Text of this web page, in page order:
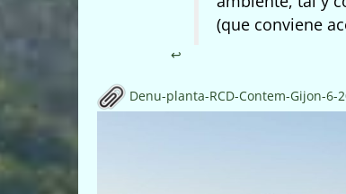
(que conviene
↩︎
Denu-planta-RCD-Contem-Gijon-6-